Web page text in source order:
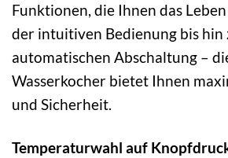
Funktionen, die Ihnen das
der intuitiven Bedienung bis hin
automatischen Abschaltung –
Wasserkocher bietet Ihnen
und Sicherheit.
Temperaturwahl auf